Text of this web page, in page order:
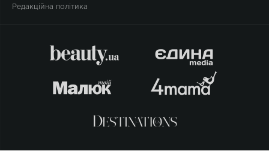
Редакційна політика